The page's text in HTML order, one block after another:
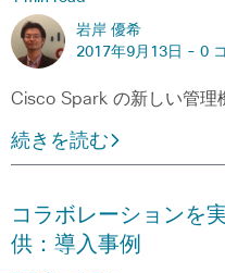
岩岸 優希
2017年9月13日 - 0
Cisco Spark の新しい管理
続きを読む
コラボレーションを
供：導入事例